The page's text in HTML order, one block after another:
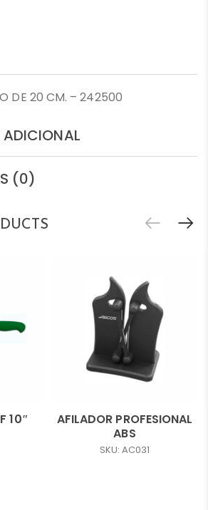
DE 20 CM. – 242500
(0)
10″
AFILADOR PROFESIONAL
ABS
SKU: AC031